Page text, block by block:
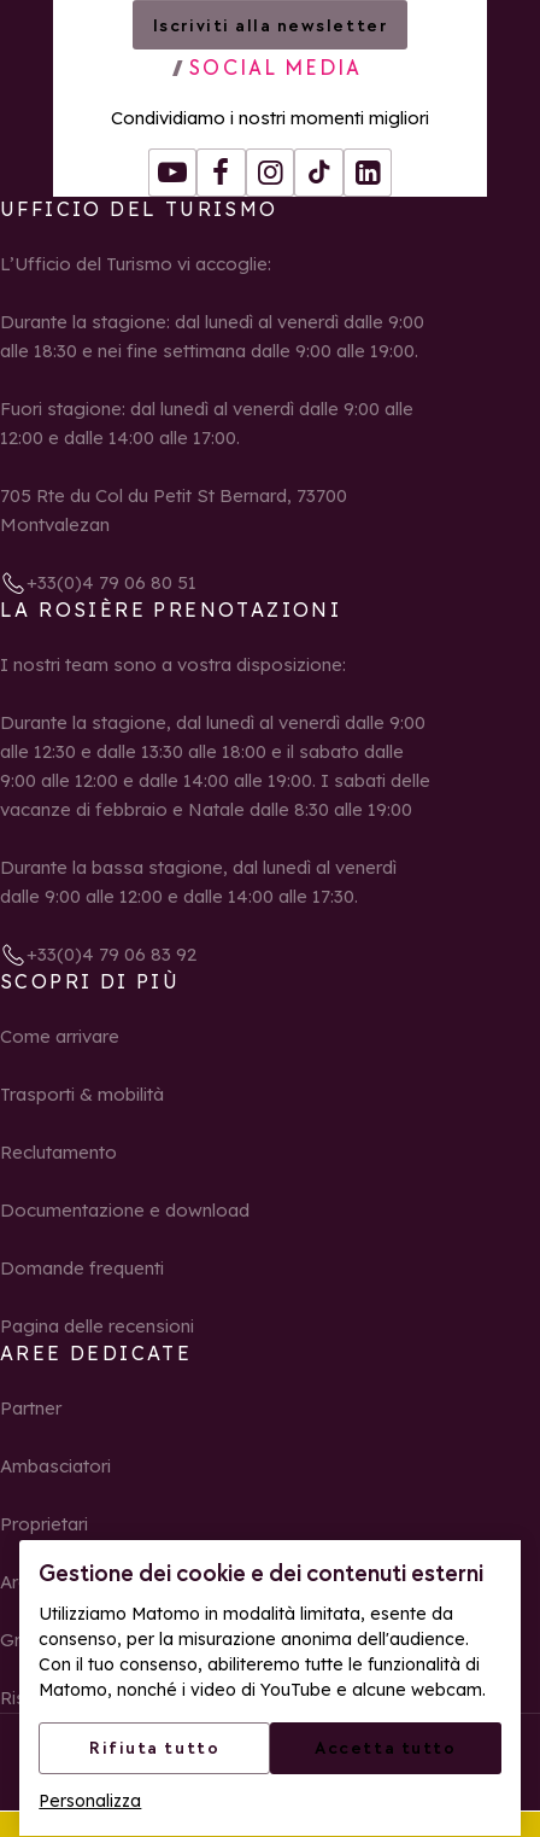
Gestione dei cookie e dei contenuti esterni
Utilizziamo Matomo in modalità limitata, esente da
consenso, per la misurazione anonima dell'audience.
Con il tuo consenso, abiliteremo tutte le funzionalità di
Matomo, nonché i video di YouTube e alcune webcam.
Rifiuta tutto Accetta tutto
Personalizza
Iscriviti alla newsletter
SOCIAL MEDIA
Condividiamo i nostri momenti migliori
YoutubeFacebookInstagram
Tiktok LinkedIn
UFFICIO DEL TURISMO
L’Ufficio del Turismo vi accoglie:
Durante la stagione: dal lunedì al venerdì dalle 9:00
alle 18:30 e nei fine settimana dalle 9:00 alle 19:00.
Fuori stagione: dal lunedì al venerdì dalle 9:00 alle
12:00 e dalle 14:00 alle 17:00.
705 Rte du Col du Petit St Bernard, 73700
Montvalezan
+33(0)4 79 06 80 51
LA ROSIÈRE PRENOTAZIONI
I nostri team sono a vostra disposizione:
Durante la stagione, dal lunedì al venerdì dalle 9:00
alle 12:30 e dalle 13:30 alle 18:00 e il sabato dalle
9:00 alle 12:00 e dalle 14:00 alle 19:00. I sabati delle
vacanze di febbraio e Natale dalle 8:30 alle 19:00
Durante la bassa stagione, dal lunedì al venerdì
dalle 9:00 alle 12:00 e dalle 14:00 alle 17:30.
+33(0)4 79 06 83 92
SCOPRI DI PIÙ
Come arrivare
Trasporti & mobilità
Reclutamento
Documentazione e download
Domande frequenti
Pagina delle recensioni
AREE DEDICATE
Partner
Ambasciatori
Proprietari
Area Stampa
Gruppi, seminari e tour operator
Risultati e foto delle gare
© La Rosière – Tutti i diritti riservati
Accessibilità web: parzialmente conforme